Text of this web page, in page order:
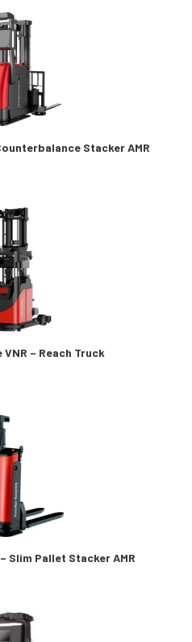
Stacker AMR
– Reach Truck
Slim Pallet Stacker AMR